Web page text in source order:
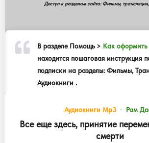
Доступ к разделам сайта: Фильмы, трансляции,
В разделе Помощь > Как оформить
находится пошаговая инструкция
подписки на разделы: Фильмы,
Аудиокниги .
Аудиокниги Mp3 Рам
Все еще здесь, принятие
смерти